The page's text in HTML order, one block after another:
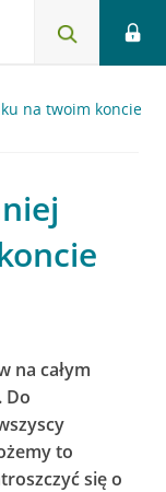
na twoim koncie
na całym
Do
to
się o